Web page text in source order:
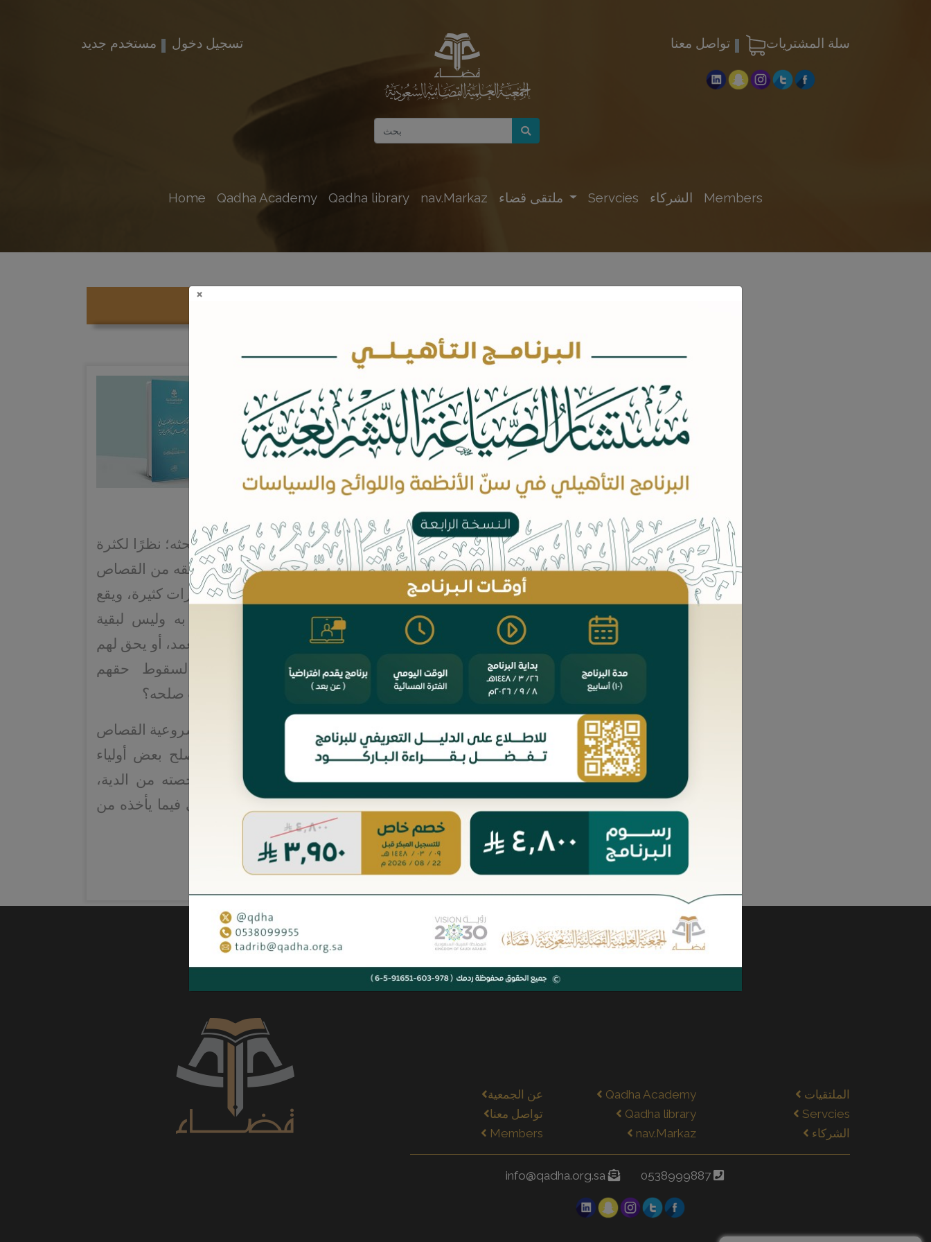
مستخدم جديد تسجيل دخول تواصل معنا سلة المشتريات
Home Qadha Academy Qadha library nav.Markaz Servcies الشركاء Members
موضوع قد تأكدت الحاجة إلى بحثه؛ نظرًا لكثرة
حوادث صلح بعض الورثة عن حقه من القصاص
بعوض مالي كبير يفوق الدية بمرات كثيرة، ويقع
التساؤل هل ما يأخذه يختص به وليس لبقية
الورثة إلا نصيبهم من دية قتل العمد، أو يحق لهم
مشاركته جبرًا فيما يأخذه لسقوط حقهم
المشترك -وهو القصاص- بسبب صلحه؟
ويقع في عدة مباحث؛ وهي: مشروعية القصاص
في قتل العمد والعفو عنه، وصلح بعض أولياء
الدم عن القصاص بأكثر من حصته من الدية،
ومشاركة بقية الورثة مع العافي فيما يأخذه من
عوض عن القصاص.
يقع الكتاب في 62 صفحة.
بيانات الكتاب
المؤلفين: معالي الشيخ عبدالله بن محمد آل خنين.
عدد الصفحات:
السعر: 9 ريال
عن الجمعية
تواصل معنا
Members
Qadha Academy
Qadha library
nav.Markaz
الملتقيات
Servcies
الشركاء
info@qadha.org.sa 0538999887
×